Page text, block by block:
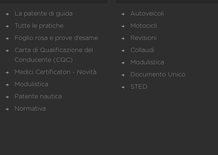
La patente di guida
Tutte le pratiche
Foglio rosa e prove d’esame
Carta di Qualificazione del
Conducente (CQC)
Medici Certificatori - Novità
Modulistica
Patente nautica
Normativa
Autoveicoli
Motocicli
Revisioni
Collaudi
Modulistica
Documento Unico
STED